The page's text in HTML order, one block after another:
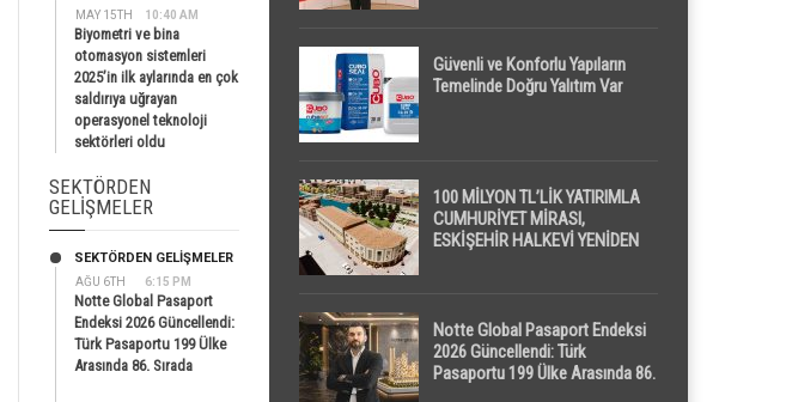
MAY 15TH 10:40 AM
Biyometri ve bina
otomasyon sistemleri
2025’in ilk aylarında en çok
saldırıya uğrayan
operasyonel teknoloji
sektörleri oldu
SEKTÖRDEN
GELIŞMELER
AĞU 6TH 6:15 PM
SEKTÖRDEN GELIŞMELER
Notte Global Pasaport
Endeksi 2026 Güncellendi:
Türk Pasaportu 199 Ülke
Arasında 86. Sırada
Güvenli ve Konforlu Yapıların
Temelinde Doğru Yalıtım Var
100 MİLYON TL’LİK YATIRIMLA
CUMHURİYET MİRASI,
ESKİŞEHİR HALKEVİ YENİDEN
Notte Global Pasaport Endeksi
2026 Güncellendi: Türk
Pasaportu 199 Ülke Arasında 86.